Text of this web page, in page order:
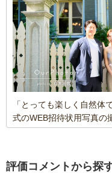
「とっても楽しく自然体
式のWEB招待状用写真の
評価コメントから探